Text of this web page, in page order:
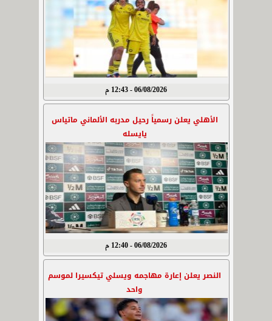
06/08/2026 - 12:43 م
الأهلي يعلن رسمياً رحيل مدربه الألماني ماتياس
يايسله
06/08/2026 - 12:40 م
النصر يعلن إعارة مهاجمه ويسلي تيكسيرا لموسم
واحد